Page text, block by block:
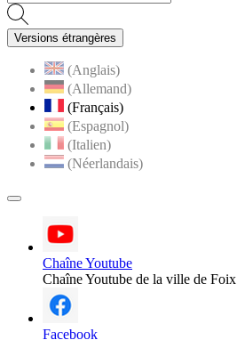
Versions étrangères
(Anglais)
(Allemand)
(Français)
(Espagnol)
(Italien)
(Néerlandais)
MENU
Chaîne Youtube
Chaîne Youtube de la ville de Foix
Facebook